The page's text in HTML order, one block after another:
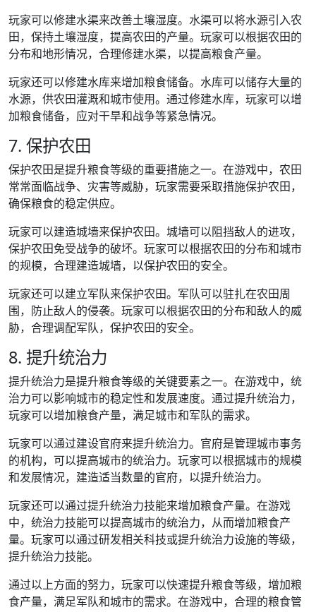
玩家可以修建水渠来改善土壤湿度。水渠可以将水源引入农
田，保持土壤湿度，提高农田的产量。玩家可以根据农田的
分布和地形情况，合理修建水渠，以提高粮食产量。
玩家还可以修建水库来增加粮食储备。水库可以储存大量的
水源，供农田灌溉和城市使用。通过修建水库，玩家可以增
加粮食储备，应对干旱和战争等紧急情况。
7. 保护农田
保护农田是提升粮食等级的重要措施之一。在游戏中，农田
常常面临战争、灾害等威胁，玩家需要采取措施保护农田，
确保粮食的稳定供应。
玩家可以建造城墙来保护农田。城墙可以阻挡敌人的进攻，
保护农田免受战争的破坏。玩家可以根据农田的分布和城市
的规模，合理建造城墙，以保护农田的安全。
玩家还可以建立军队来保护农田。军队可以驻扎在农田周
围，防止敌人的侵袭。玩家可以根据农田的分布和敌人的威
胁，合理调配军队，保护农田的安全。
8. 提升统治力
提升统治力是提升粮食等级的关键要素之一。在游戏中，统
治力可以影响城市的稳定性和发展速度。通过提升统治力，
玩家可以增加粮食产量，满足城市和军队的需求。
玩家可以通过建设官府来提升统治力。官府是管理城市事务
的机构，可以提高城市的统治力。玩家可以根据城市的规模
和发展情况，建造适当数量的官府，以提升统治力。
玩家还可以通过提升统治力技能来增加粮食产量。在游戏
中，统治力技能可以提高城市的统治力，从而增加粮食产
量。玩家可以通过研发相关科技或提升统治力设施的等级，
提升统治力技能。
通过以上方面的努力，玩家可以快速提升粮食等级，增加粮
食产量，满足军队和城市的需求。在游戏中，合理的粮食管